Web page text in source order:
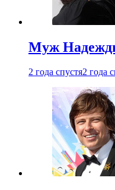
Муж Надежды
2 года спустя2 года